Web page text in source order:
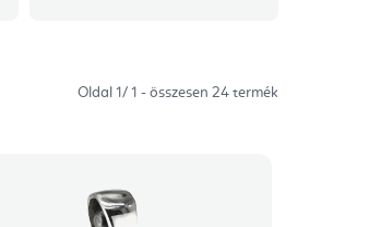
Oldal 1/ 1 - összesen 24 termék